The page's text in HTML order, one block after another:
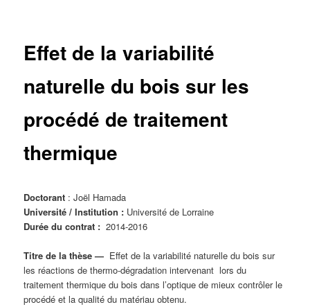
Effet de la variabilité
naturelle du bois sur les
procédé de traitement
thermique
Doctorant : Joël Hamada
Université / Institution : Université de Lorraine
Durée du contrat : 2014-2016
Titre de la thèse— Effet de la variabilité naturelle du bois sur
les réactions de thermo-dégradation intervenant lors du
traitement thermique du bois dans l’optique de mieux contrôler le
procédé et la qualité du matériau obtenu.